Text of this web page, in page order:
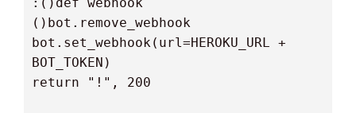
  bot.set_webhook(url=HEROKU_URL +